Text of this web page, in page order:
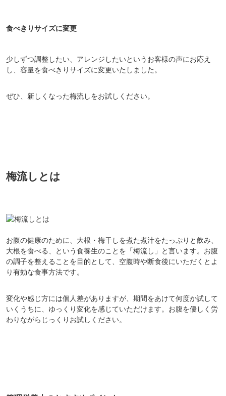
食べきりサイズに変更
少しずつ調整したい、アレンジしたいというお客様の声にお応え
し、容量を食べきりサイズに変更いたしました。
ぜひ、新しくなった梅流しをお試しください。
梅流しとは
お腹の健康のために、大根・梅干しを煮た煮汁をたっぷりと飲み、
大根を食べる、という食養生のことを「梅流し」と言います。お腹
の調子を整えることを目的として、空腹時や断食後にいただくとよ
り有効な食事方法です。
変化や感じ方には個人差がありますが、期間をあけて何度か試して
いくうちに、ゆっくり変化を感じていただけます。お腹を優しく労
わりながらじっくりお試しください。